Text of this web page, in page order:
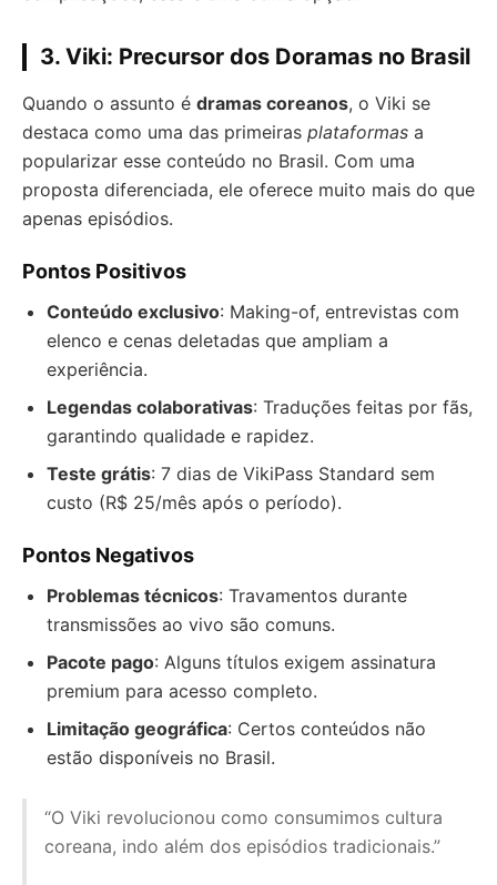
3. Viki: Precursor dos Doramas no Brasil
Quando o assunto é dramas coreanos, o Viki se
destaca como uma das primeiras plataformas a
popularizar esse conteúdo no Brasil. Com uma
proposta diferenciada, ele oferece muito mais do que
apenas episódios.
Pontos Positivos
Conteúdo exclusivo: Making-of, entrevistas com
elenco e cenas deletadas que ampliam a
experiência.
Legendas colaborativas: Traduções feitas por fãs,
garantindo qualidade e rapidez.
Teste grátis: 7 dias de VikiPass Standard sem
custo (R$ 25/mês após o período).
Pontos Negativos
Problemas técnicos: Travamentos durante
transmissões ao vivo são comuns.
Pacote pago: Alguns títulos exigem assinatura
premium para acesso completo.
Limitação geográfica: Certos conteúdos não
estão disponíveis no Brasil.
“O Viki revolucionou como consumimos cultura
coreana, indo além dos episódios tradicionais.”